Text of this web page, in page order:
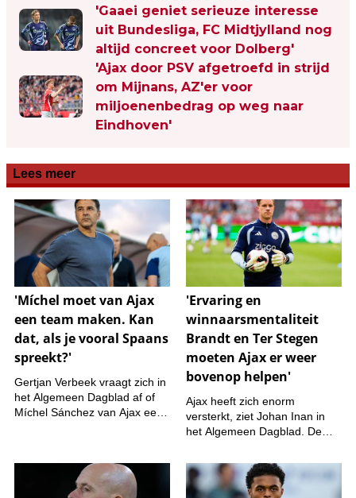
'Gaaei geniet serieuze interesse
uit Bundesliga, FC Midtjylland nog
altijd concreet voor Dolberg'
'Ajax door PSV afgetroefd in strijd
om Mijnans, AZ'er voor
miljoenenbedrag op weg naar
Eindhoven'